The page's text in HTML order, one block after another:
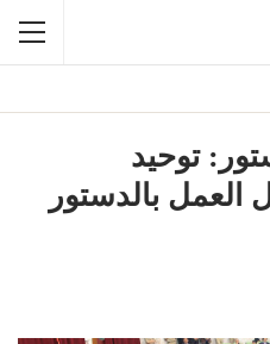
توحيد
بالدستور